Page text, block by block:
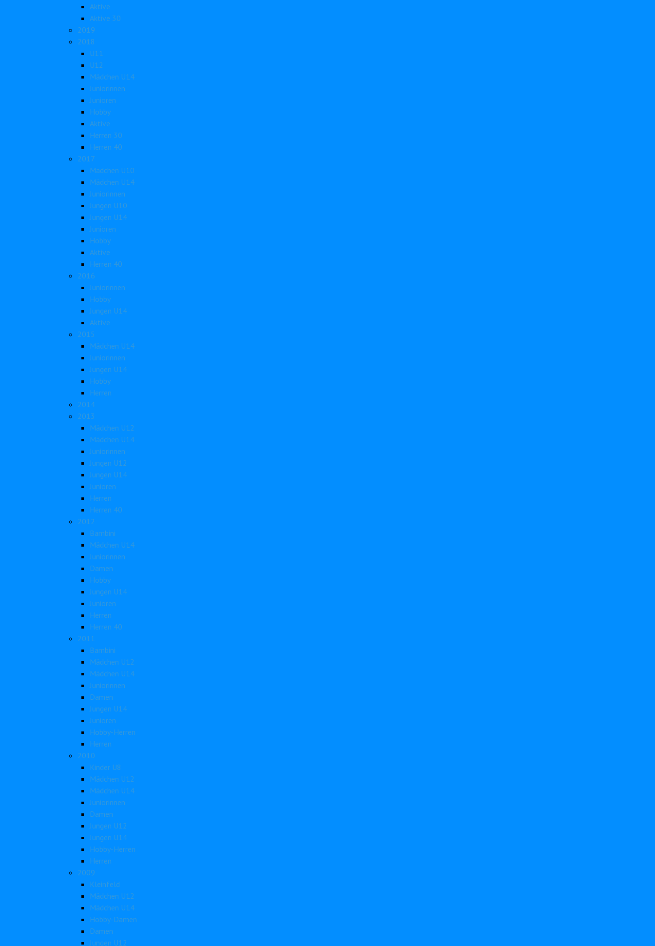
Aktive
Aktive 30
2019
2018
U11
U12
Mädchen U14
Juniorinnen
Junioren
Hobby
Aktive
Herren 30
Herren 40
2017
Mädchen U10
Mädchen U14
Juniorinnen
Jungen U10
Jungen U14
Junioren
Hobby
Aktive
Herren 40
2016
Juniorinnen
Hobby
Jungen U14
Aktive
2015
Mädchen U14
Juniorinnen
Jungen U14
Hobby
Herren
2014
2013
Mädchen U12
Mädchen U14
Juniorinnen
Jungen U12
Jungen U14
Junioren
Herren
Herren 40
2012
Bambini
Mädchen U14
Juniorinnen
Damen
Hobby
Jungen U14
Junioren
Herren
Herren 40
2011
Bambini
Mädchen U12
Mädchen U14
Juniorinnen
Damen
Jungen U14
Junioren
Hobby-Herren
Herren
2010
Kinder U8
Mädchen U12
Mädchen U14
Juniorinnen
Damen
Jungen U12
Jungen U14
Hobby-Herren
Herren
2009
Kleinfeld
Mädchen U12
Mädchen U14
Hobby-Damen
Damen
Jungen U12